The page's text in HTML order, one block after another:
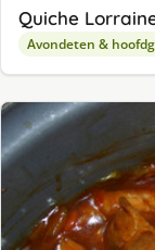
Quiche
Avondeten &